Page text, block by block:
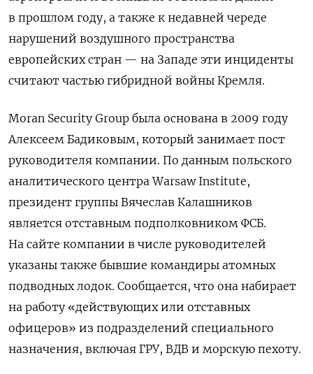
в прошлом году, а также к недавней череде
нарушений воздушного пространства
европейских стран — на Западе эти инциденты
считают частью гибридной войны Кремля.
Moran Security Group была основана в 2009 году
Алексеем Бадиковым, который занимает пост
руководителя компании. По данным польского
аналитического центра Warsaw Institute,
президент группы Вячеслав Калашников
является отставным подполковником ФСБ.
На сайте компании в числе руководителей
указаны также бывшие командиры атомных
подводных лодок. Сообщается, что она набирает
на работу «действующих или отставных
офицеров» из подразделений специального
назначения, включая ГРУ, ВДВ и морскую пехоту.